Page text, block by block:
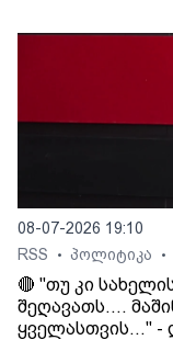
08-07-2026 19:10
RSS
• პოლიტიკა •
🔴 "თუ კი
შეღავათს....
ყველასთვის..." -